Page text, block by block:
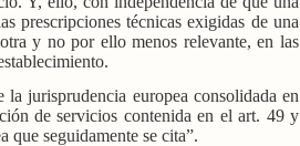
prescripciones técnicas exigidas de una
y no por ello menos relevante, en las
jurisprudencia europea consolidada en
de servicios contenida en el art. 49 y
seguidamente se cita”.